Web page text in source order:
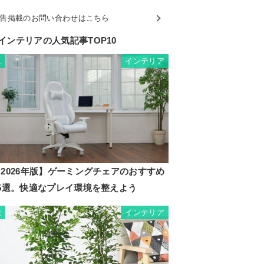
掲載のお問い合わせはこちら
ンテリアの人気記事TOP10
インテリア
年版】ゲーミングチェアのおすすめ
。快適なプレイ環境を整えよう
インテリア